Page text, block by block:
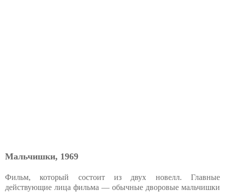
Мальчишки, 1969
Фильм, который состоит из двух новелл. Главные
действующие лица фильма — обычные дворовые мальчишки